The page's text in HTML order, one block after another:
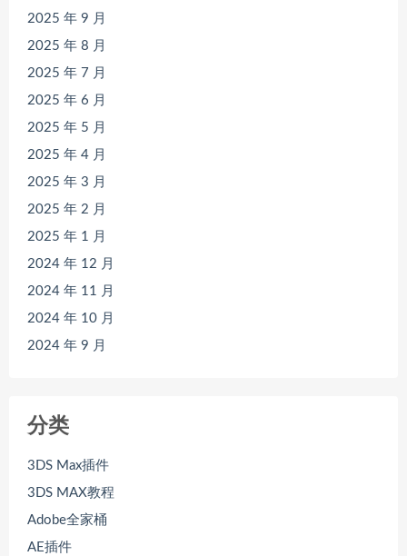
2025 年 9 月
2025 年 8 月
2025 年 7 月
2025 年 6 月
2025 年 5 月
2025 年 4 月
2025 年 3 月
2025 年 2 月
2025 年 1 月
2024 年 12 月
2024 年 11 月
2024 年 10 月
2024 年 9 月
分类
3DS Max插件
3DS MAX教程
Adobe全家桶
AE插件